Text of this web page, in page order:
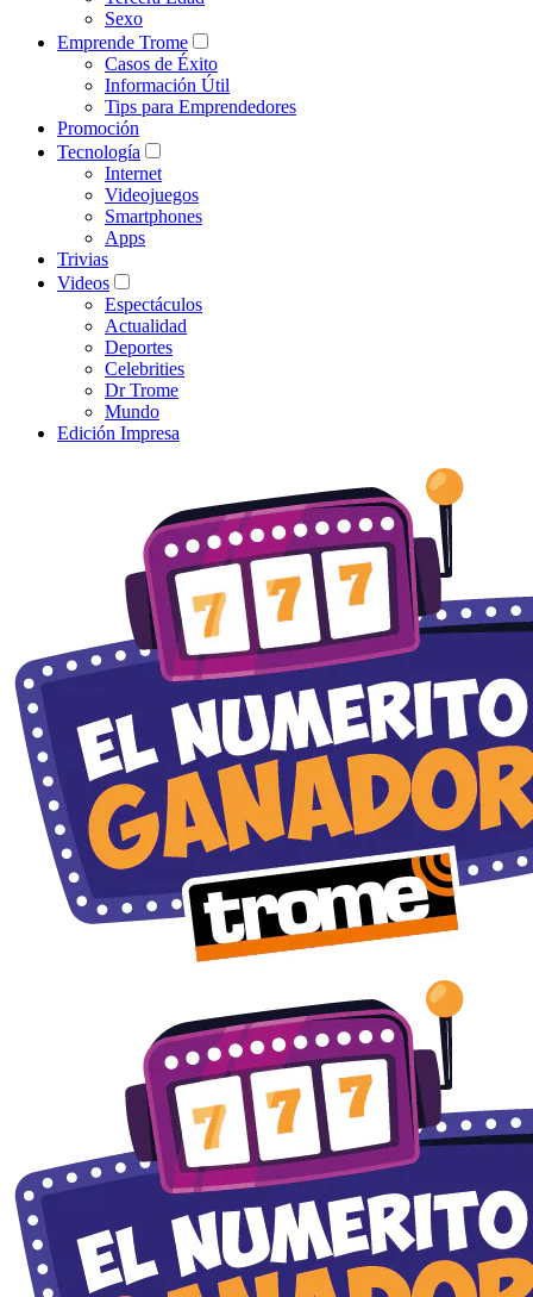
Sexo
Emprende Trome
Casos de Éxito
Información Útil
Tips para Emprendedores
Promoción
Tecnología
Internet
Videojuegos
Smartphones
Apps
Trivias
Videos
Espectáculos
Actualidad
Deportes
Celebrities
Dr Trome
Mundo
Edición Impresa